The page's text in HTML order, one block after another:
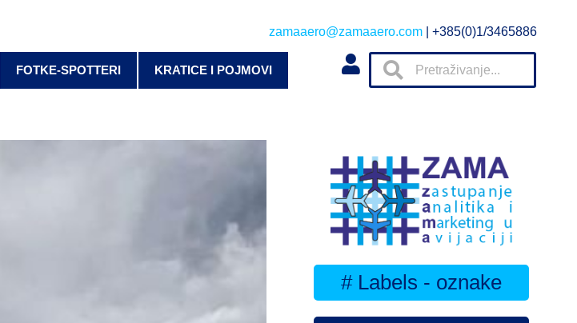
zamaaero@zamaaero.com | +385(0)1/3465886
FOTKE-SPOTTERI KRATICE I POJMOVI
# Labels - oznake